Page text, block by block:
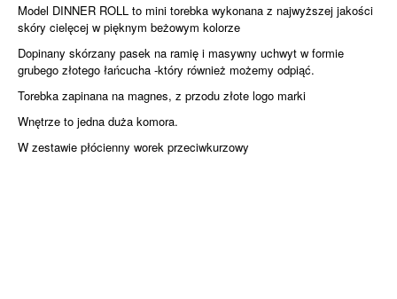
Model DINNER ROLL to mini torebka wykonana z najwyższej jakości
skóry cielęcej w pięknym beżowym kolorze
Dopinany skórzany pasek na ramię i masywny uchwyt w formie
grubego złotego łańcucha -który również możemy odpiąć.
Torebka zapinana na magnes, z przodu złote logo marki
Wnętrze to jedna duża komora.
W zestawie płócienny worek przeciwkurzowy